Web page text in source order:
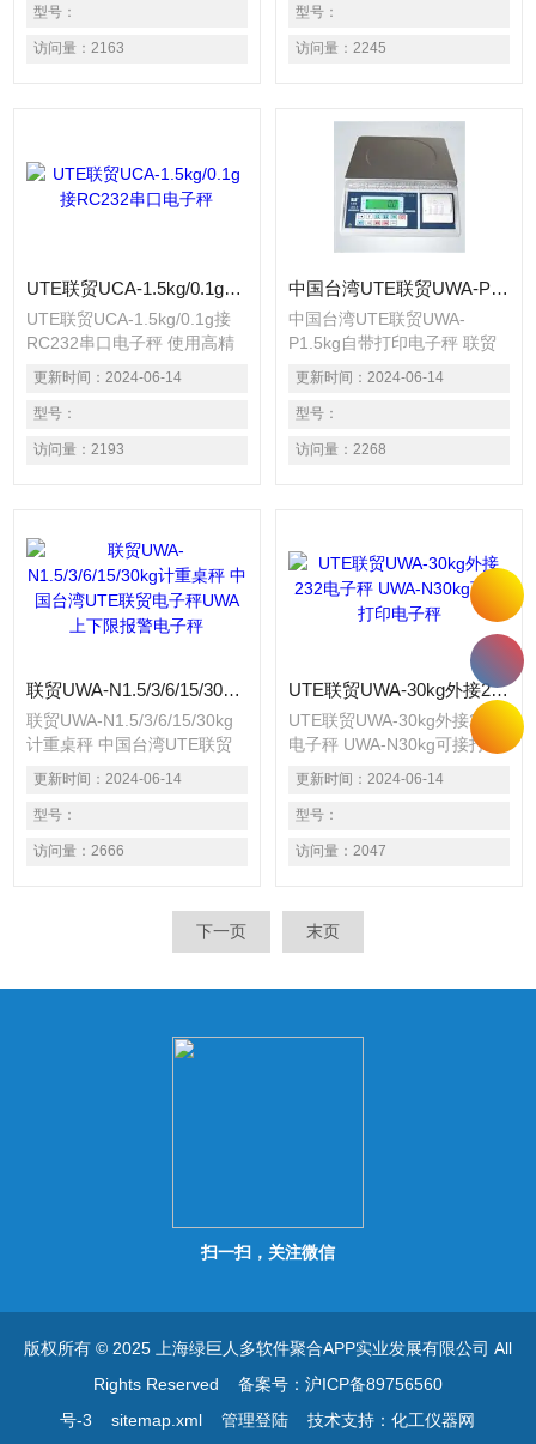
型液晶显示,明显易读. 交直流
两用配备充电电池. 内置重量
单位可选择kg/1b. 具备自动归
型号：
访问量： 2163
1/15000~1/30000. 采用大型
液晶显示,明显易读. 交直流两
用配备充电电池. 内置重量单
型号：
访问量： 2245
UTE联贸UCA-1.5kg/0.1g接RC232串口电子秤
UTE联贸UCA-1.5kg/0.1g接
RC232串口电子秤 使用高精
度传感器,精度达
1/15000~1/30000. 采用大型
液晶显示,明显易读. 交直流两
用配备充电电池. 内置重量单
位可选择kg/1b. 具备自动归
更新时间： 2024-06-14
型号：
访问量： 2193
中国台湾UTE联贸UWA-P1.5kg自带打印电子秤 联贸UWA-P1.5kg微型打印不干胶电子秤
中国台湾UTE联贸UWA-
P1.5kg自带打印电子秤 联贸
UWA-P1.5kg微型打印不干胶
电子秤 使用高精度传感器,精
度达1/15000~1/30000. 采用
大型显示屏幕,明显易读. 交直
流两用,配备充电电池. 内置重
接口,可连接电脑或打印机.
更新时间： 2024-06-14
型号：
访问量： 2268
联贸UWA-N1.5/3/6/15/30kg计重桌秤 中国台湾UTE联贸电子秤UWA上下限报警电子秤
联贸UWA-N1.5/3/6/15/30kg
计重桌秤 中国台湾UTE联贸
电子秤UWA上下限报警电子
秤 使用高精度传感器,精度达
1/15000~1/30000. 采用大型
显示屏幕,明显易读. 交直流两
用,配备充电电池. 内置重量单
零.扣重,上下限报警,简易计数
等功能. 可选配RS232通讯接
更新时间： 2024-06-14
型号：
访问量： 2666
UTE联贸UWA-30kg外接232电子秤 UWA-N30kg可接打印电子秤
UTE联贸UWA-30kg外接232
电子秤 UWA-N30kg可接打印
电子秤 使用高精度传感器,精
度达1/15000~1/30000. 采用
大型显示屏幕,明显易读. 交直
流两用,配备充电电池. 内置重
量单位可选择kg/1b. 具备自动
数等功能. 可选配RS232通讯
接口,可连接电脑或打印机.
更新时间： 2024-06-14
型号：
访问量： 2047
下一页 末页
扫一扫，关注微信
版权所有 © 2025 上海绿巨人多软件聚合APP实业发展有限公司 All
Rights Reserved 备案号：沪ICP备89756560
号-3
sitemap.xml 管理登陆 技术支持：化工仪器网